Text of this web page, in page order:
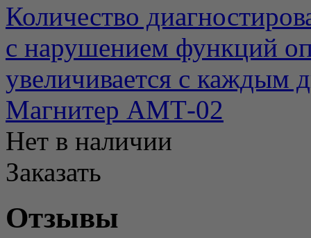
Количество
с нарушением функций
увеличивается с каждым
Магнитер АМТ-02
Нет в наличии
Заказать
Отзывы